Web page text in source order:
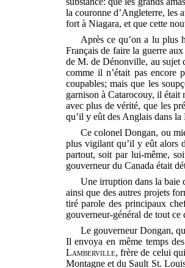
la couronne d’Angleterre, les
fort à Niagara, et que cette
Après ce qu’on a lu plus
Français de faire la guerre
de M. de Dénonville, au sujet
comme il n’était pas encore
coupables; mais que les
garnison à Catarocouy, il était
avec plus de vérité, que les
qu’il y eût des Anglais dans
Ce colonel Dongan, ou
plus vigilant qu’il y eût alors
partout, soit par lui-même,
gouverneur du Canada était
Une irruption dans la baie
ainsi que des autres projets
tiré parole des principaux
gouverneur-général de tout ce
Le gouverneur Dongan,
Il envoya en même temps
Lamberville, frère de celui
Montagne et du Sault St.